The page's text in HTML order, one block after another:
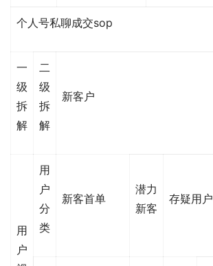
个人号私聊成交sop
一
级
拆
解
二
级
拆
解
新客户
用
户
用
户
分
类
新客首单
潜力
新客
存疑用户